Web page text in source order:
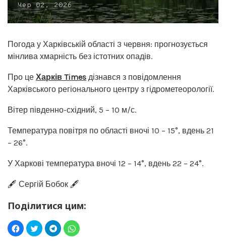
Чер 02, 2026
Погода у Харківській області 3 червня: прогнозується
мінлива хмарність без істотних опадів.
Про це Харків Times дізнався з повідомлення
Харківського регіонального центру з гідрометеорології.
Вітер південно-східний, 5 – 10 м/с.
Температура повітря по області вночі 10 – 15°, вдень 21
– 26°.
У Харкові температура вночі 12 – 14°, вдень 22 – 24°.
🖋️ Сергій Бобок 🖋️
Поділитися цим: